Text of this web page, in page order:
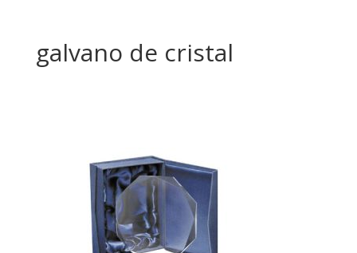
galvano de cristal